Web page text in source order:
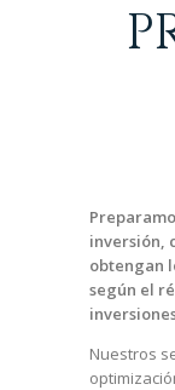
inversión,
obtengan
según el
Nuestros